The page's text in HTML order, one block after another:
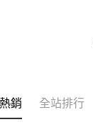
銷 全站排行